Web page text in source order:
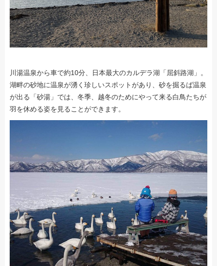
川湯温泉から車で約10分、日本最大のカルデラ湖「屈斜路湖」。
湖畔の砂地に温泉が湧く珍しいスポットがあり、砂を掘るば温泉
が出る「砂湯」では、冬季、越冬のためにやって来る白鳥たちが
羽を休める姿を見ることができます。